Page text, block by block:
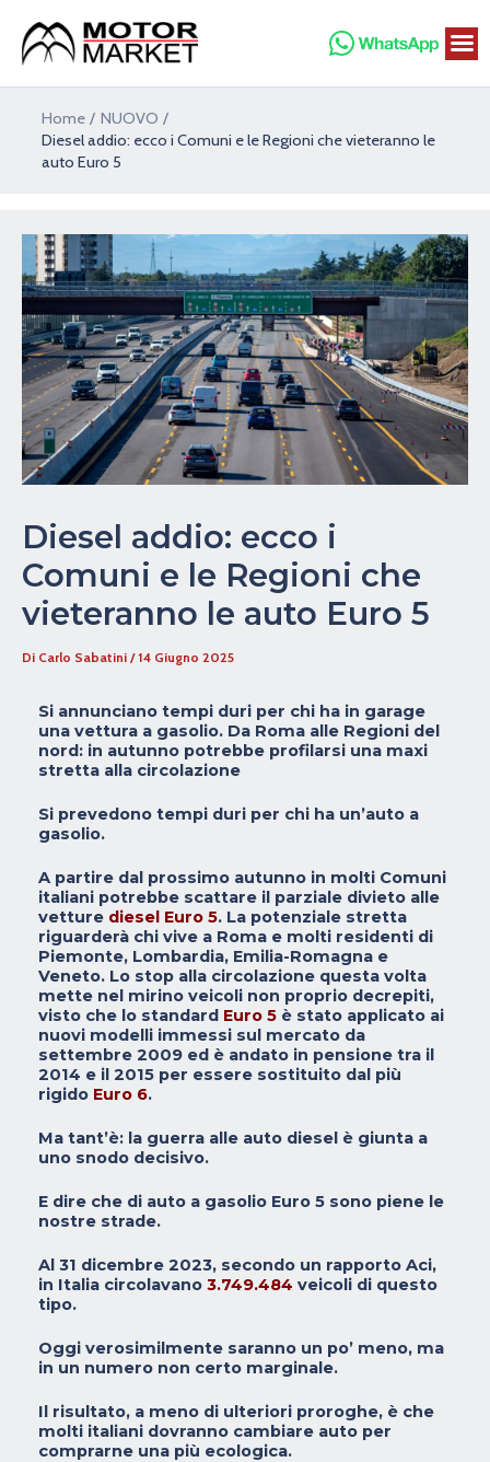
contenuto
Home
NUOVO
Diesel addio: ecco i Comuni e le Regioni che vieteranno le
auto Euro 5
Diesel addio: ecco i
Comuni e le Regioni che
vieteranno le auto Euro 5
Di Carlo Sabatini / 14 Giugno 2025
Si annunciano tempi duri per chi ha in garage
una vettura a gasolio. Da Roma alle Regioni del
nord: in autunno potrebbe profilarsi una maxi
stretta alla circolazione
Si prevedono tempi duri per chi ha un’auto a
gasolio.
A partire dal prossimo autunno in molti Comuni
italiani potrebbe scattare il parziale divieto alle
vetture diesel Euro 5. La potenziale stretta
riguarderà chi vive a Roma e molti residenti di
Piemonte, Lombardia, Emilia-Romagna e
Veneto. Lo stop alla circolazione questa volta
mette nel mirino veicoli non proprio decrepiti,
visto che lo standard Euro 5 è stato applicato ai
nuovi modelli immessi sul mercato da
settembre 2009 ed è andato in pensione tra il
2014 e il 2015 per essere sostituito dal più
rigido Euro 6.
Ma tant’è: la guerra alle auto diesel è giunta a
uno snodo decisivo.
E dire che di auto a gasolio Euro 5 sono piene le
nostre strade.
Al 31 dicembre 2023, secondo un rapporto Aci,
in Italia circolavano 3.749.484 veicoli di questo
tipo.
Oggi verosimilmente saranno un po’ meno, ma
in un numero non certo marginale.
Il risultato, a meno di ulteriori proroghe, è che
molti italiani dovranno cambiare auto per
comprarne una più ecologica.
articoli